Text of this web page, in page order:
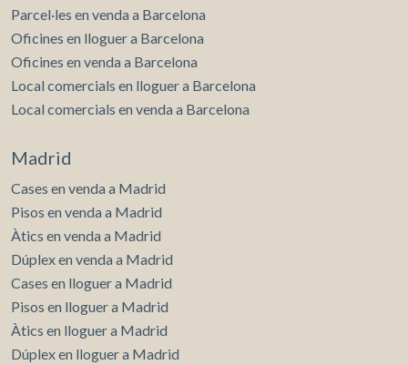
Parcel·les en venda a Barcelona
Oficines en lloguer a Barcelona
Oficines en venda a Barcelona
Local comercials en lloguer a Barcelona
Local comercials en venda a Barcelona
Madrid
Cases en venda a Madrid
Pisos en venda a Madrid
Àtics en venda a Madrid
Dúplex en venda a Madrid
Cases en lloguer a Madrid
Pisos en lloguer a Madrid
Àtics en lloguer a Madrid
Dúplex en lloguer a Madrid